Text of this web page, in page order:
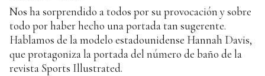
Nos ha sorprendido a todos por su provocación y sobre
todo por haber hecho una portada tan sugerente.
Hablamos de la modelo estadounidense Hannah Davis,
que protagoniza la portada del número de baño de la
revista Sports Illustrated.